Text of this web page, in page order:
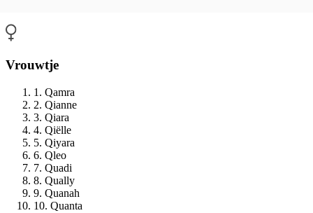
Vrouwtje
1. Qamra
2. Qianne
3. Qiara
4. Qiëlle
5. Qiyara
6. Qleo
7. Quadi
8. Qually
9. Quanah
10. Quanta